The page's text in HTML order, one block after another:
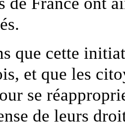
que cette
et que les
se
de leurs